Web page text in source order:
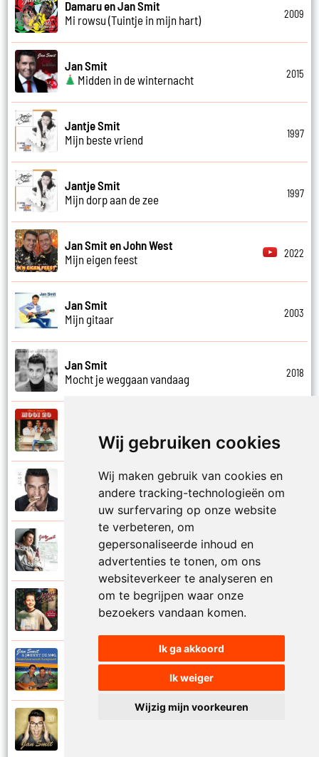
Wij gebruiken cookies
Wij maken gebruik van cookies en
andere tracking-technologieën om
uw surfervaring op onze website
te verbeteren, om
gepersonaliseerde inhoud en
advertenties te tonen, om ons
websiteverkeer te analyseren en
om te begrijpen waar onze
bezoekers vandaan komen.
Ik ga akkoord
Ik weiger
Wijzig mijn voorkeuren
Damaru en Jan Smit
Mi rowsu (Tuintje in mijn hart)
2009
Jan Smit
Midden in de winternacht
2015
Jantje Smit
Mijn beste vriend
1997
Jantje Smit
Mijn dorp aan de zee
1997
Jan Smit en John West
Mijn eigen feest
2022
Jan Smit
Mijn gitaar
2003
Jan Smit
Mocht je weggaan vandaag
2018
Mooi zo
Jan Smit
Mooier dan ik dacht
Jan Smit
Na al die nachten
Jantje Smit
Nathalie
Jan Smit en Johnny De Mol
Nederland wordt kampioen